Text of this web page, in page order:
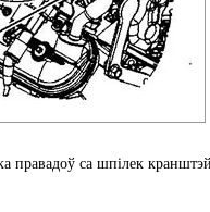
правадоў са шпілек